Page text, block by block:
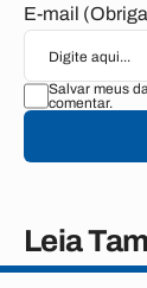
E-mail
Salvar meus
comentar.
Leia